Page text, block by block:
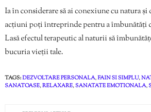
Ia în considerare să ai conexiune cu natura și
acțiuni poți întreprinde pentru a îmbunătăți
Lasă efectul terapeutic al naturii să
bucuria vieții tale.
TAGS:DEZVOLTARE PERSONALA,FAIN SI SIMPLU,
SANATOASE,RELAXARE,SANATATE EMOTIONALA,